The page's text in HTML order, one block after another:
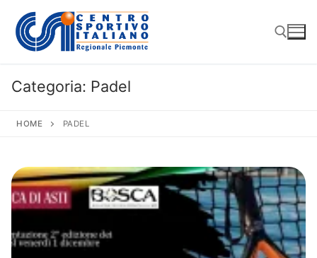
contenuto
Categoria: Padel
HOME PADEL